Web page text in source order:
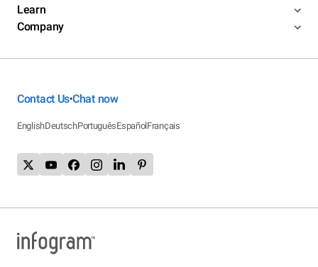
Learn
Company
Contact Us•Chat now
EnglishDeutschPortuguêsEspañolFrançais